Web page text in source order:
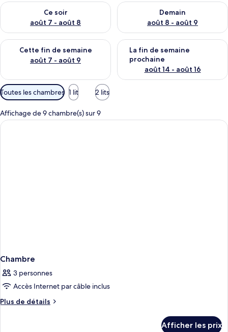
Ce soir
août 7 - août 8
Vérifier la disponibilité pour ce soir août 7 - août 8
Demain
août 8 - août 9
Vérifier la disponibilité pour
Cette fin de semaine
août 7 - août 9
Vérifier la disponibilité pour cette fin de semaine août 7 -
La fin de semaine
prochaine
août 14 - août 16
Vérifier la disponibilité pour
Filtres
disponibles
pour
les
Toutes les chambres 1 lit 2 lits
Affichage de 9 chambre(s) sur 9
Chambre
3 personnes
Accès Internet par câble inclus
Plus de détails
Plus
Afficher les prix